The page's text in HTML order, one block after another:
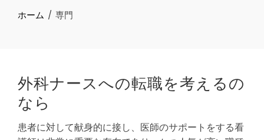
ホーム 専門
外科ナースへの転職を考えるの
なら
患者に対して献身的に接し、医師のサポートをする看